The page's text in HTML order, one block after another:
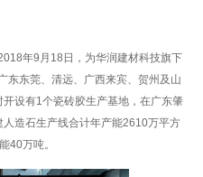
年9月18日，为华润建材科技旗下
东东莞、清远、广西来宾、贺州及山
设有1个瓷砖胶生产基地，在广东肇
造石生产线合计年产能2610万平方
40万吨。